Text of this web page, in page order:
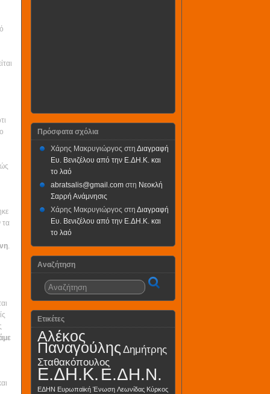
τα
.
Πρόσφατα σχόλια
Χάρης Μακρυγιώργος στη Διαγραφή
Ευ. Βενιζέλου από την Ε.ΔΗ.Κ. και
το λαό
abratsalis@gmail.com στη Νεοκλή
Σαρρή Ανάμνησις
Χάρης Μακρυγιώργος στη Διαγραφή
Ευ. Βενιζέλου από την Ε.ΔΗ.Κ. και
το λαό
Αναζήτηση
Ετικέτες
Αλέκος
Παναγούλης Δημήτρης
Σταθακόπουλος
Ε.ΔΗ.Κ. Ε.ΔΗ.Ν.
ΕΔΗΝ Ευρωπαϊκή Ένωση Λεωνίδας Κύρκος